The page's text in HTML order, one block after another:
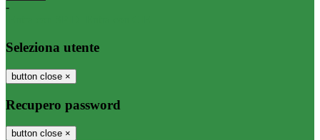
-
Seleziona utente
button close ×
Recupero password
button close ×